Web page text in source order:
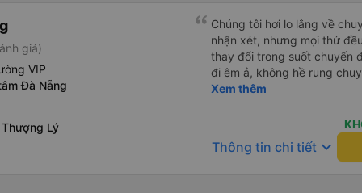
giá)
VIP
Đà Nẵng
Lý
Chúng tôi hơi lo lắng về
nhận xét, nhưng mọi thứ
thay đổi trong suốt chuyến
đi êm ả, không hề rung
để đi vệ sinh và dừng lại
không phải là vấn đề lớn.
Xem thêm
Thông tin chi tiết keyboard_arrow_down